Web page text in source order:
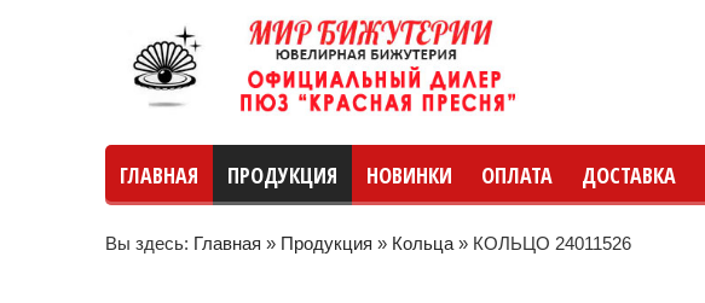
ГЛАВНАЯ ПРОДУКЦИЯ НОВИНКИ ОПЛАТА ДОСТАВКА
Вы здесь: Главная » Продукция » Кольца » КОЛЬЦО 24011526